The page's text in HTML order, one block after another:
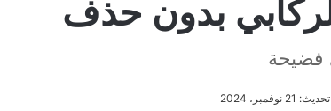
فضيحة
21 نوفمبر، 2024